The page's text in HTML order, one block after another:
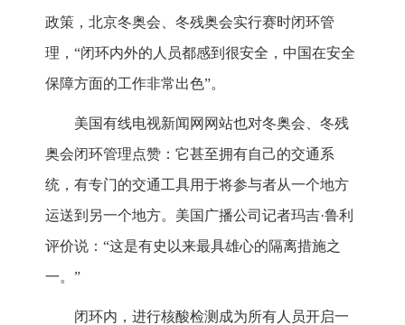
政策，北京冬奥会、冬残奥会实行赛时闭环管
理，“闭环内外的人员都感到很安全，中国在安全
保障方面的工作非常出色”。
美国有线电视新闻网网站也对冬奥会、冬残
奥会闭环管理点赞：它甚至拥有自己的交通系
统，有专门的交通工具用于将参与者从一个地方
运送到另一个地方。美国广播公司记者玛吉·鲁利
评价说：“这是有史以来最具雄心的隔离措施之
一。”
闭环内，进行核酸检测成为所有人员开启一